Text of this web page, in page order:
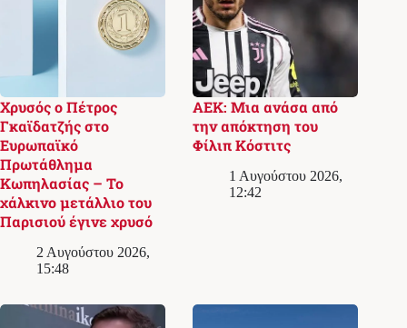
Χρυσός ο Πέτρος
Γκαϊδατζής στο
Ευρωπαϊκό
Πρωτάθλημα
Κωπηλασίας – Το
χάλκινο μετάλλιο του
Παρισιού έγινε χρυσό
2 Αυγούστου 2026,
15:48
ΑΕΚ: Μια ανάσα από
την απόκτηση του
Φίλιπ Κόστιτς
1 Αυγούστου 2026,
12:42